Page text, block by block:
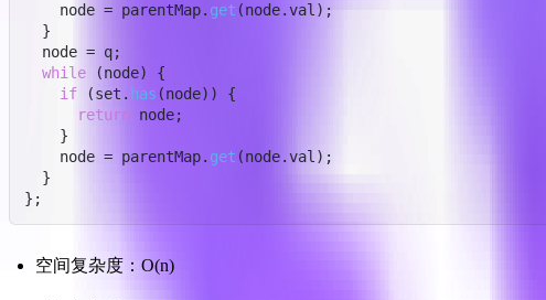
    node = parentMap.
get (node.val );
  }
  node = q;
while (node) {
if (set. has (node)) {
return node;
    }
    node = parentMap.
get (node.val );
  }
};
空间复杂度：O(n)